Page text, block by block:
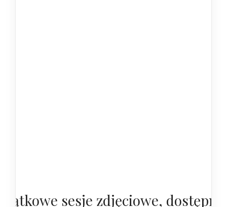
sesje zdjęciowe,